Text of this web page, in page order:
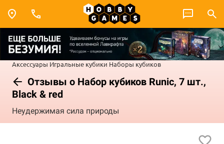
Аксессуары Игральные кубики Наборы кубиков
Отзывы о Набор кубиков Runic, 7 шт.,
Black & red
Неудержимая сила природы